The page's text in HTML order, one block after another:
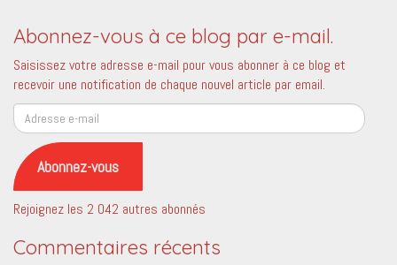
Abonnez-vous à ce blog par e-mail.
Saisissez votre adresse e-mail pour vous abonner à ce blog et
recevoir une notification de chaque nouvel article par email.
Adresse
e-
mail
Abonnez-vous
Rejoignez les 2 042 autres abonnés
Commentaires récents